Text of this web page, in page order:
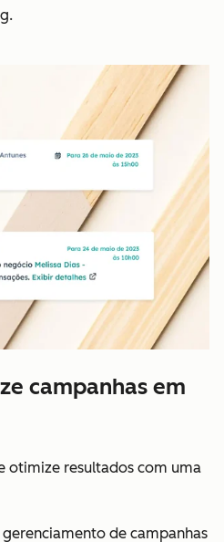
campanhas em
otimize resultados com uma
de campanhas